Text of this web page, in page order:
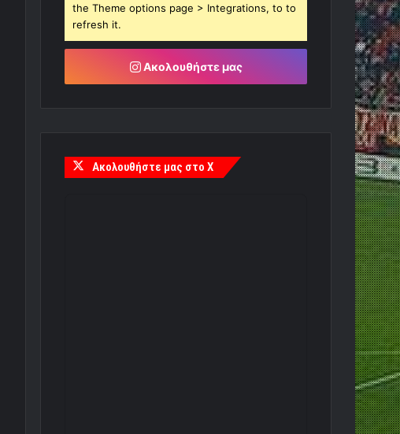
the Theme options page > Integrations, to to
refresh it.
Ακολουθήστε μας
Ακολουθήστε μας στο X